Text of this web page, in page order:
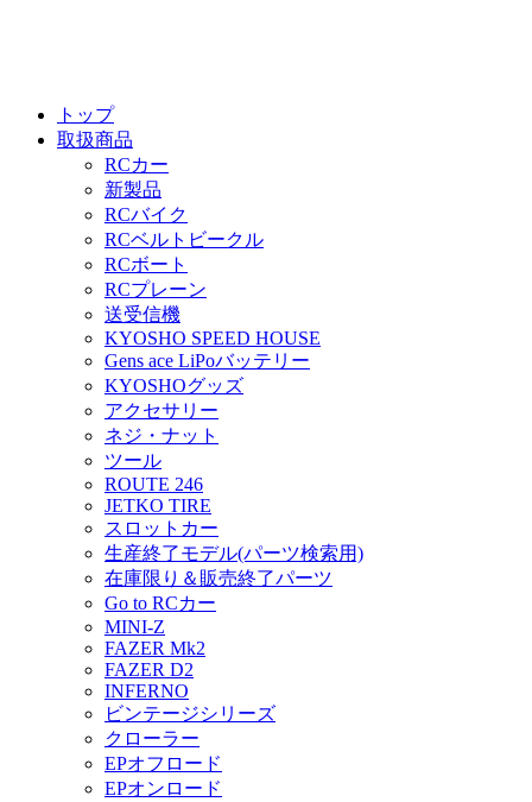
トップ
取扱商品
RCカー
新製品
RCバイク
RCベルトビークル
RCボート
RCプレーン
送受信機
KYOSHO SPEED HOUSE
Gens ace LiPoバッテリー
KYOSHOグッズ
アクセサリー
ネジ・ナット
ツール
ROUTE 246
JETKO TIRE
スロットカー
生産終了モデル(パーツ検索用)
在庫限り＆販売終了パーツ
Go to RCカー
MINI-Z
FAZER Mk2
FAZER D2
INFERNO
ビンテージシリーズ
クローラー
EPオフロード
EPオンロード